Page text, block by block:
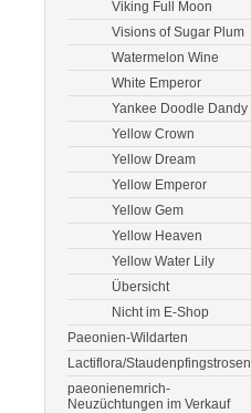
Viking Full Moon
Visions of Sugar Plum
Watermelon Wine
White Emperor
Yankee Doodle Dandy
Yellow Crown
Yellow Dream
Yellow Emperor
Yellow Gem
Yellow Heaven
Yellow Water Lily
Übersicht
Nicht im E-Shop
Paeonien-Wildarten
Lactiflora/Staudenpfingstrosen
paeonienemrich-
Neuzüchtungen im Verkauf